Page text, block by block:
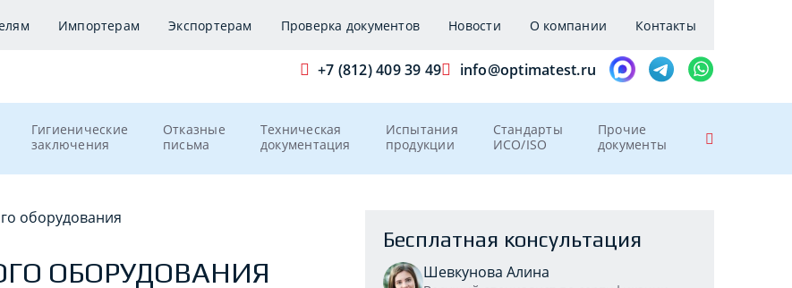
Импортерам Экспортерам Проверка документов Новости О компании Контакты
+7 (812) 409 39 49 info@optimatest.ru
Гигиенические
заключения
Отказные
письма
Техническая
документация
Испытания
продукции
Стандарты
ИСО/ISO
Прочие
документы
оборудования
ОБОРУДОВАНИЯ
Бесплатная консультация
Шевкунова Алина